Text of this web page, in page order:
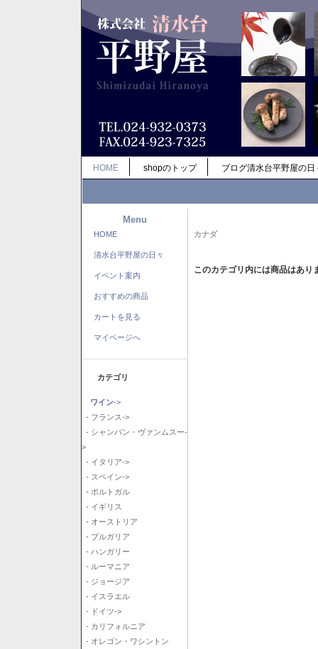
HOME shopのトップ ブログ清水台平野屋の日
Menu
HOME
清水台平野屋の日々
イベント案内
おすすめの商品
カートを見る
マイページへ
カテゴリ
ワイン->
- フランス->
- シャンパン・ヴァンムスー-
>
- イタリア->
- スペイン->
- ポルトガル
- イギリス
- オーストリア
- ブルガリア
- ハンガリー
- ルーマニア
- ジョージア
- イスラエル
- ドイツ->
- カリフォルニア
- オレゴン・ワシントン
カナダ
このカテゴリ内には商品はあり